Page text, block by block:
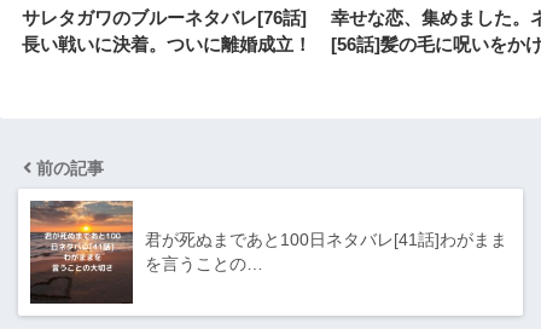
サレタガワのブルーネタバレ[76話]
長い戦いに決着。ついに離婚成立！
幸せな恋、集めました。
[56話]髪の毛に呪いをか
前の記事
君が死ぬまであと100日ネタバレ[41話]わがまま
を言うことの…